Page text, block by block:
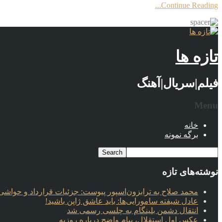
Continue Reading...
تازه ها
فیلم|سریال|آهنگ
Menu
خانه
برگه نمونه
نوشته‌های تازه
محمد صلاح به ترابزون‌اسپور پیوست: جزئیات قرارداد و حواشی
عادل شیفته سامورایی‌ها: باید عاشق ژاپن باشید!
انتقال دشمن بلینگام به چلسی رسمی شد
عکس اول استقلال، پیام واضح درباره روزبه